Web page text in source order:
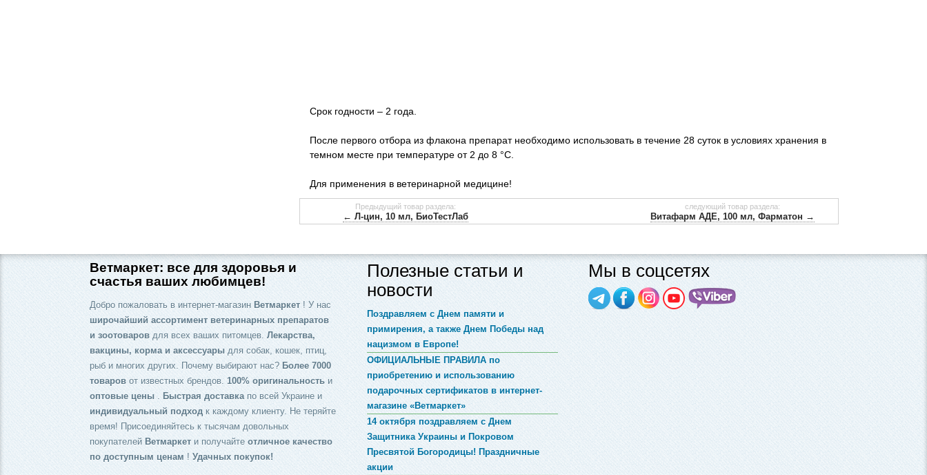
Срок годности – 2 года.
После первого отбора из флакона препарат необходимо использовать в течение 28 суток в условиях хранения в
темном месте при температуре от 2 до 8 °С.
Для применения в ветеринарной медицине!
Предыдущий товар раздела:
← Л-цин, 10 мл, БиоТестЛаб
следующий товар раздела:
Витафарм АДЕ, 100 мл, Фарматон →
Ветмаркет: все для здоровья и
счастья ваших любимцев!
Добро пожаловать в интернет-магазин Ветмаркет ! У нас
широчайший ассортимент ветеринарных препаратов
и зоотоваров для всех ваших питомцев. Лекарства,
вакцины, корма и аксессуары для собак, кошек, птиц,
рыб и многих других. Почему выбирают нас? Более 7000
товаров от известных брендов.100% оригинальность и
оптовые цены . Быстрая доставкапо всей Украине и
индивидуальный подход к каждому клиенту. Не теряйте
время! Присоединяйтесь к тысячам довольных
покупателей Ветмаркет и получайте отличное качество
по доступным ценам ! Удачных покупок!
Полезные статьи и
новости
Поздравляем с Днем памяти и
примирения, а также Днем Победы над
нацизмом в Европе!
ОФИЦИАЛЬНЫЕ ПРАВИЛА по
приобретению и использованию
подарочных сертификатов в интернет-
магазине «Ветмаркет»
14 октября поздравляем с Днем
Защитника Украины и Покровом
Пресвятой Богородицы! Праздничные
акции
Мы в соцсетях